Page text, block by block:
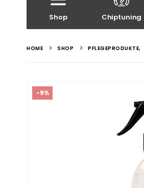
Shop Chiptuning
HOME SHOP PFLEGEPRODUKTE,
-9%